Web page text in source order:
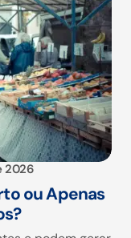
2026
ou Apenas